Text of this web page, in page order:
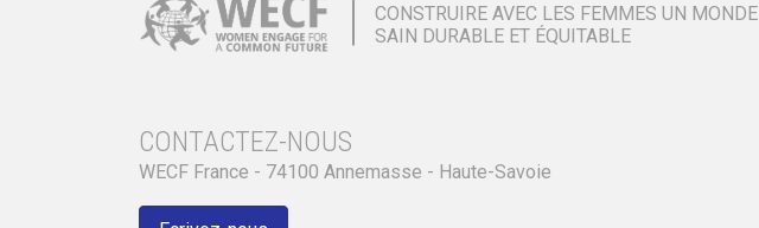
CONSTRUIRE AVEC LES FEMMES UN MONDE
SAIN DURABLE ET ÉQUITABLE
CONTACTEZ-NOUS
WECF France - 74100 Annemasse - Haute-Savoie